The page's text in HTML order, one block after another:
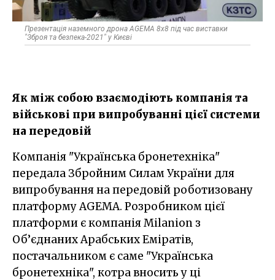
Презентація наземного дрона AGEMA 8x8 під час виставки
"Зброя та безпека-2021" у Києві
Як між собою взаємодіють компанія та
військові при випробуванні цієї системи
на передовій
Компанія "Українська бронетехніка"
передала Збройним Силам України для
випробування на передовій роботизовану
платформу AGEMA. Розробником цієї
платформи є компанія Milanion з
Об’єднаних Арабських Еміратів,
постачальником є саме "Українська
бронетехніка", котра вносить у ці